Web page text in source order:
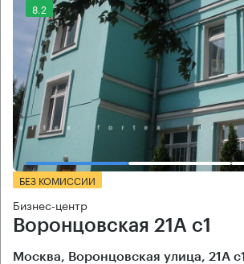
8.2
БЕЗ КОМИССИИ
Бизнес-центр
Воронцовская 21А с1
Москва, Воронцовская улица, 21А с1